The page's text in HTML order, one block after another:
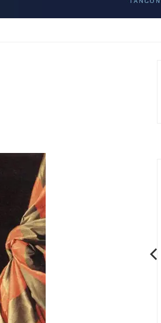
Literatura niti prepisuje, niti prepričava
život, već ga nanovo stvara.
Facebook
Pocket